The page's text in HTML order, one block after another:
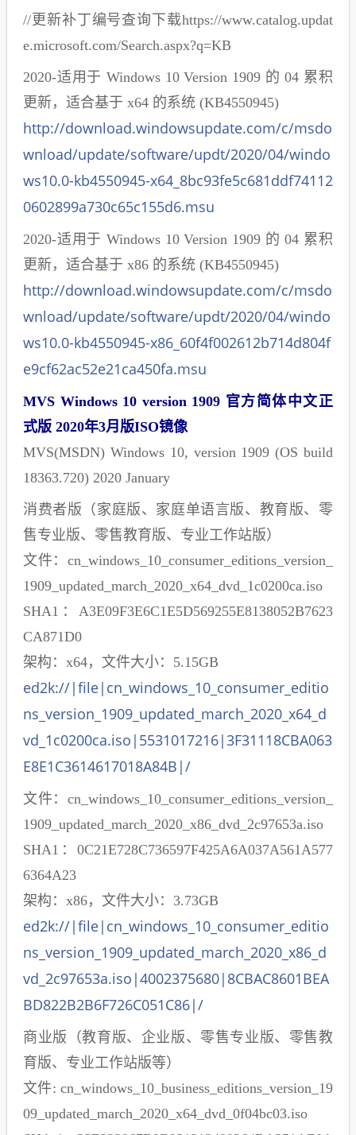
//更新补丁编号查询下载https://www.catalog.updat
e.microsoft.com/Search.aspx?q=KB
2020-适用于 Windows 10 Version 1909 的 04 累积
更新，适合基于 x64 的系统 (KB4550945)
http://download.windowsupdate.com/c/msdo
wnload/update/software/updt/2020/04/windo
ws10.0-kb4550945-x64_8bc93fe5c681ddf74112
0602899a730c65c155d6.msu
2020-适用于 Windows 10 Version 1909 的 04 累积
更新，适合基于 x86 的系统 (KB4550945)
http://download.windowsupdate.com/c/msdo
wnload/update/software/updt/2020/04/windo
ws10.0-kb4550945-x86_60f4f002612b714d804f
e9cf62ac52e21ca450fa.msu
MVS Windows 10 version 1909 官方简体中文正
式版 2020年3月版ISO镜像
MVS(MSDN) Windows 10, version 1909 (OS build
18363.720) 2020 January
消费者版（家庭版、家庭单语言版、教育版、零
售专业版、零售教育版、专业工作站版）
文件：cn_windows_10_consumer_editions_version_
1909_updated_march_2020_x64_dvd_1c0200ca.iso
SHA1：A3E09F3E6C1E5D569255E8138052B7623
CA871D0
架构：x64，文件大小：5.15GB
ed2k://|file|cn_windows_10_consumer_editio
ns_version_1909_updated_march_2020_x64_d
vd_1c0200ca.iso|5531017216|3F31118CBA063
E8E1C3614617018A84B|/
文件：cn_windows_10_consumer_editions_version_
1909_updated_march_2020_x86_dvd_2c97653a.iso
SHA1：0C21E728C736597F425A6A037A561A577
6364A23
架构：x86，文件大小：3.73GB
ed2k://|file|cn_windows_10_consumer_editio
ns_version_1909_updated_march_2020_x86_d
vd_2c97653a.iso|4002375680|8CBAC8601BEA
BD822B2B6F726C051C86|/
商业版（教育版、企业版、零售专业版、零售教
育版、专业工作站版等）
文件: cn_windows_10_business_editions_version_19
09_updated_march_2020_x64_dvd_0f04bc03.iso